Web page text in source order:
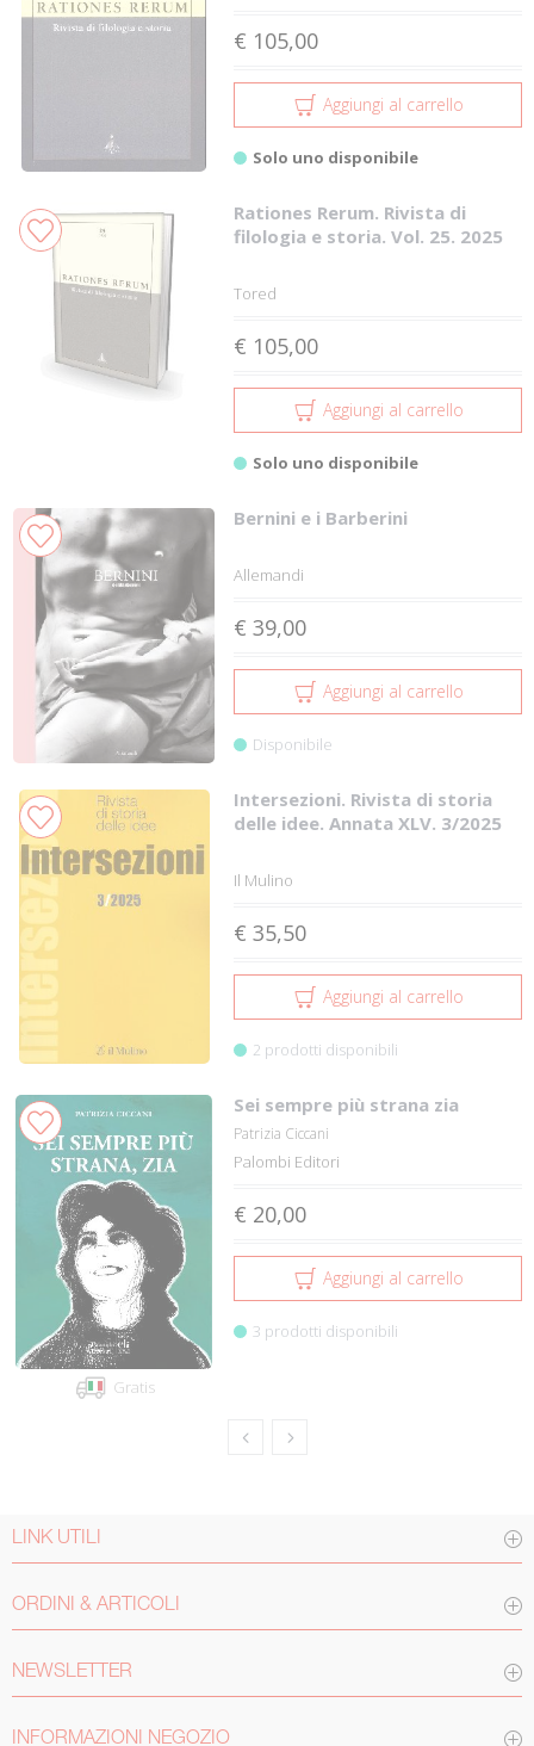
€ 105,00
Aggiungi al carrello
Solo uno disponibile
Rationes Rerum. Rivista di
filologia e storia. Vol. 25. 2025
Tored
€ 105,00
Aggiungi al carrello
Solo uno disponibile
Bernini e i Barberini
Allemandi
€ 39,00
Aggiungi al carrello
Disponibile
Intersezioni. Rivista di storia
delle idee. Annata XLV. 3/2025
Il Mulino
€ 35,50
Aggiungi al carrello
2 prodotti disponibili
Gratis
Sei sempre più strana zia
Patrizia Ciccani
Palombi Editori
€ 20,00
Aggiungi al carrello
3 prodotti disponibili
LINK UTILI
ORDINI & ARTICOLI
NEWSLETTER
INFORMAZIONI NEGOZIO